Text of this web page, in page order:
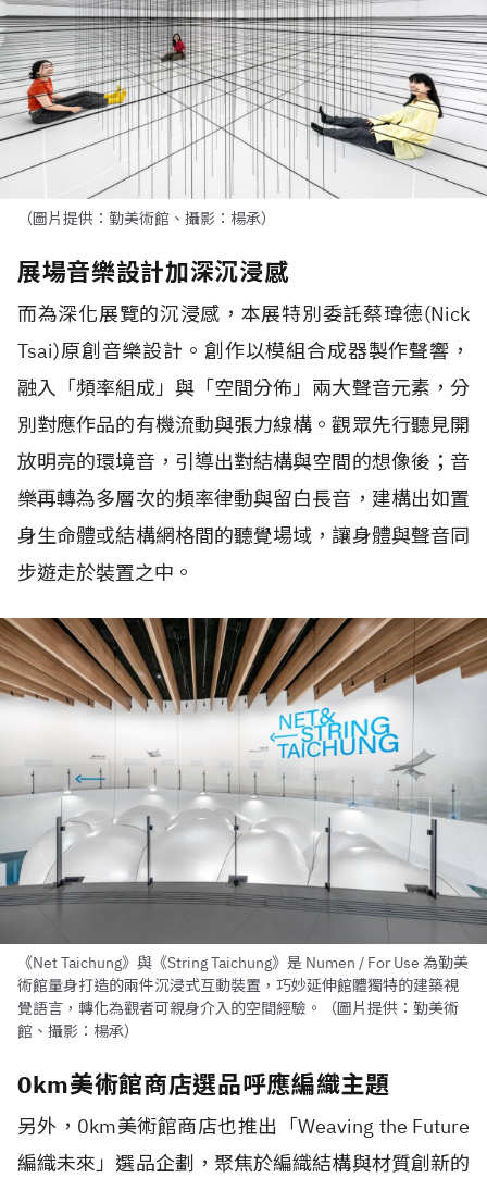
（圖片提供：勤美術館、攝影：楊承）
展場音樂設計加深沉浸感
而為深化展覽的沉浸感，本展特別委託蔡瑋德(Nick
Tsai)原創音樂設計。創作以模組合成器製作聲響，
融入「頻率組成」與「空間分佈」兩大聲音元素，分
別對應作品的有機流動與張力線構。觀眾先行聽見開
放明亮的環境音，引導出對結構與空間的想像後；音
樂再轉為多層次的頻率律動與留白長音，建構出如置
身生命體或結構網格間的聽覺場域，讓身體與聲音同
步遊走於裝置之中。
《Net Taichung》與《String Taichung》是 Numen / For Use 為勤美
術館量身打造的兩件沉浸式互動裝置，巧妙延伸館體獨特的建築視
覺語言，轉化為觀者可親身介入的空間經驗。（圖片提供：勤美術
館、攝影：楊承）
0km美術館商店選品呼應編織主題
另外，0km美術館商店也推出「Weaving the Future
編織未來」選品企劃，聚焦於編織結構與材質創新的